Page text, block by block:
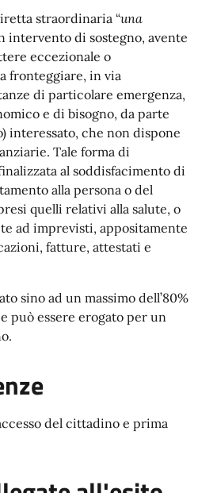
straordinaria “una
intervento di sostegno, avente
eccezionale o
fronteggiare, in via
di particolare emergenza,
e di bisogno, da parte
interessato, che non dispone
Tale forma di
al soddisfacimento di
alla persona o del
quelli relativi alla salute, o
ad imprevisti, appositamente
fatture, attestati e
sino ad un massimo dell’80%
può essere erogato per un
del cittadino e prima